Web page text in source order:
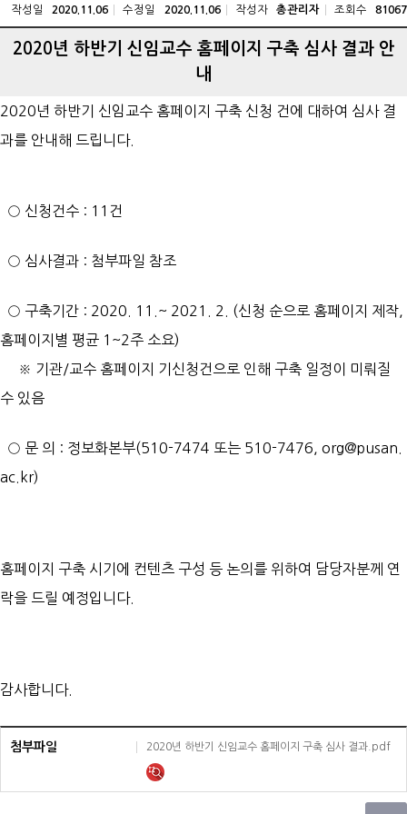
작성일 2020.11.06 수정일 2020.11.06 작성자 총관리자 조회수 81067
2020년 하반기 신임교수 홈페이지 구축 심사 결과 안
내
2020년 하반기 신임교수 홈페이지 구축 신청 건에 대하여 심사 결
과를 안내해 드립니다.
○ 신청건수 : 11건
○ 심사결과 : 첨부파일 참조
○ 구축기간 : 2020. 11.~ 2021. 2. (신청 순으로 홈페이지 제작,
홈페이지별 평균 1~2주 소요)
※ 기관/교수 홈페이지 기신청건으로 인해 구축 일정이 미뤄질
수 있음
○ 문 의 : 정보화본부(510-7474 또는 510-7476, org@pusan.
ac.kr)
홈페이지 구축 시기에 컨텐츠 구성 등 논의를 위하여 담당자분께 연
락을 드릴 예정입니다.
감사합니다.
첨부파일 2020년 하반기 신임교수 홈페이지 구축 심사 결과.pdf